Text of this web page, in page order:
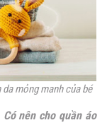
mỏng manh của bé
Có nên cho quần áo